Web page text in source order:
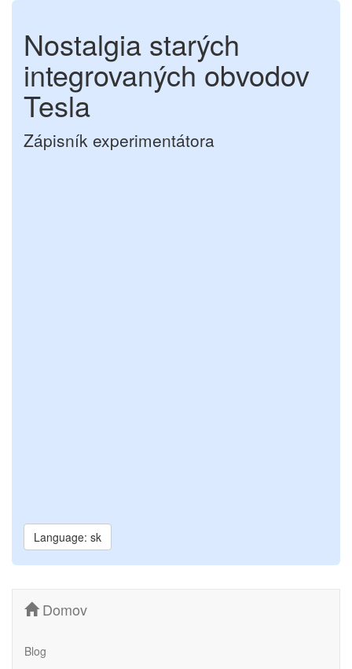
Nostalgia starých
integrovaných obvodov
Tesla
Zápisník experimentátora
Language: sk
Domov
Blog